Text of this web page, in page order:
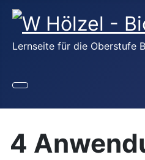
Lernseite für die Oberstufe
4